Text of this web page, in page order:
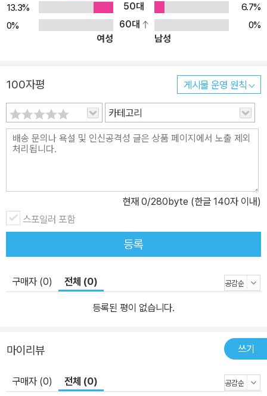
13.3%
50대
6.7%
0%
60대
0%
여성
남성
100자평 게시물 운영 원칙
카테고리
현재 0/280byte (한글 140자 이내)
스포일러 포함
등록
구매자 (0) 전체 (0)
등록된 평이 없습니다.
마이리뷰 쓰기
구매자 (0) 전체 (0)